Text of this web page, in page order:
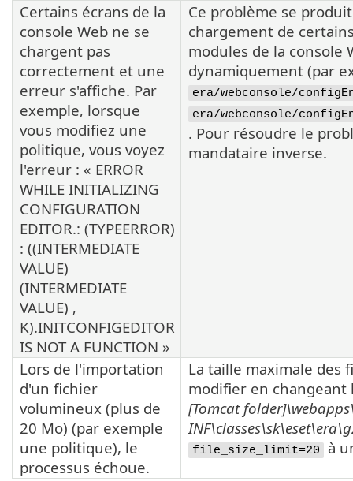
Certains écrans de la
console Web ne se
chargent pas
correctement et une
erreur s'affiche. Par
exemple, lorsque
vous modifiez une
politique, vous voyez
l'erreur : « ERROR
WHILE INITIALIZING
CONFIGURATION
EDITOR.: (TYPEERROR)
: ((INTERMEDIATE
VALUE)
(INTERMEDIATE
VALUE) ,
K).INITCONFIGEDITOR
IS NOT A FUNCTION »
Ce problème se
chargement de
modules de la console
dynamiquement (par
era/webconsole/
era/webconsole/
. Pour résoudre le
mandataire inverse.
Lors de l'importation
d'un fichier
volumineux (plus de
20 Mo) (par exemple
une politique), le
processus échoue.
La taille maximale des
modifier en
[Tomcat
file_size_limit=20 à